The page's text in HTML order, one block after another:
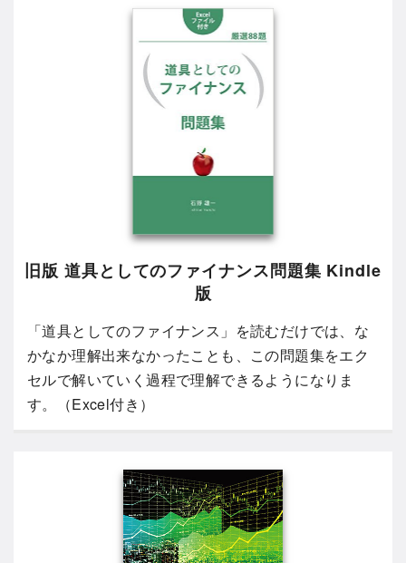
旧版 道具としてのファイナンス問題集 Kindle
版
「道具としてのファイナンス」を読むだけでは、な
かなか理解出来なかったことも、この問題集をエク
セルで解いていく過程で理解できるようになりま
す。（Excel付き）